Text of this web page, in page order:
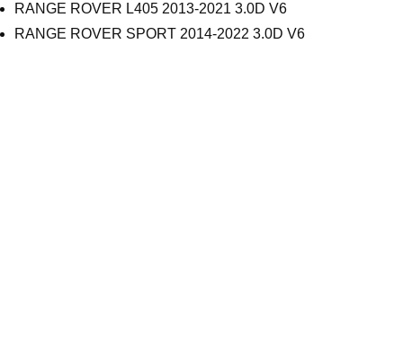
RANGE ROVER L405 2013-2021 3.0D V6
RANGE ROVER SPORT 2014-2022 3.0D V6